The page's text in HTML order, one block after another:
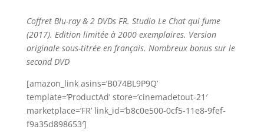
Coffret Blu-ray & 2 DVDs FR. Studio Le Chat qui fume
(2017). Edition limitée à 2000 exemplaires. Version
originale sous-titrée en français. Nombreux bonus sur le
second DVD
[amazon_link asins=’B074BL9P9Q’
template=’ProductAd’ store=’cinemadetout-21′
marketplace=’FR’ link_id=’b8c0e500-0cf5-11e8-9fef-
f9a35d898653′]